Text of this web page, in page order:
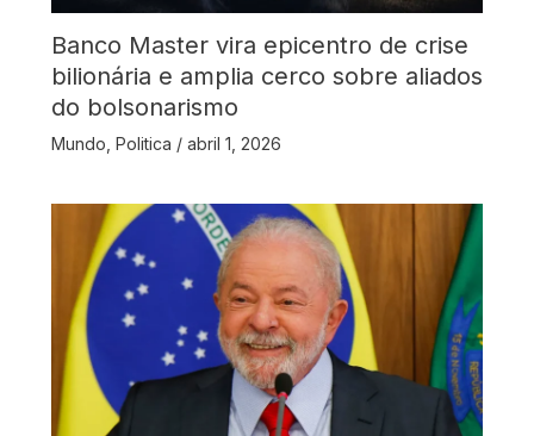
Banco Master vira epicentro de crise
bilionária e amplia cerco sobre aliados
do bolsonarismo
Mundo Politica / abril 1, 2026